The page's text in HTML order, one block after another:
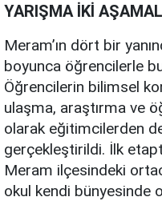
YARIŞMA İKİ
Meram’ın dört bir
boyunca öğrencilerle
Öğrencilerin bilimsel
ulaşma, araştırma ve
olarak eğitimcilerden
gerçekleştirildi. İlk
Meram ilçesindeki
okul kendi bünyesinde